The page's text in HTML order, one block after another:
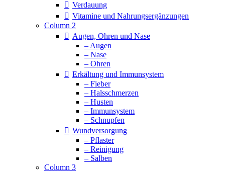
Verdauung
Vitamine und Nahrungsergänzungen
Column 2
Augen, Ohren und Nase
– Augen
– Nase
– Ohren
Erkältung und Immunsystem
– Fieber
– Halsschmerzen
– Husten
– Immunsystem
– Schnupfen
Wundversorgung
– Pflaster
– Reinigung
– Salben
Column 3